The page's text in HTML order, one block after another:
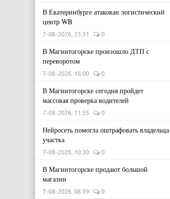
В Екатеринбурге атакован логистический
центр WB
7-08-2026, 23:31 0
В Магнитогорске произошло ДТП с
переворотом
7-08-2026, 16:00 0
В Магнитогорске сегодня пройдет
массовая проверка водителей
7-08-2026, 11:55 0
Нейросеть помогла оштрафовать владельца
участка
7-08-2026, 10:30 0
В Магнитогорске продают большой
магазин
7-08-2026, 08:59 0